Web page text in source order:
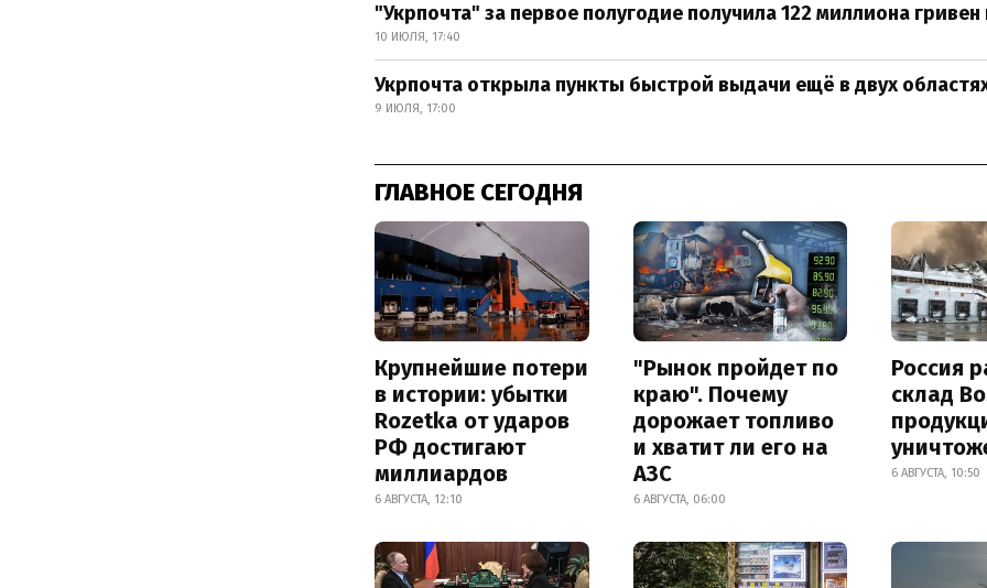
"Укрпочта" за первое полугодие получила 122 миллиона
10 ИЮЛЯ, 17:40
Укрпочта открыла пункты быстрой выдачи ещё в двух
9 ИЮЛЯ, 17:00
ГЛАВНОЕ СЕГОДНЯ
Крупнейшие потери
в истории: убытки
Rozetka от ударов
РФ достигают
миллиардов
6 АВГУСТА, 12:10
"Рынок пройдет по
краю". Почему
дорожает топливо
и хватит ли его на
АЗС
6 АВГУСТА, 06:00
Россия
склад
6 АВГУСТА, 10:50